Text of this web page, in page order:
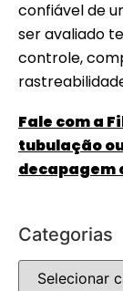
confiável de
ser avaliado
controle,
Fale com a
tubulação
decapagem
Categorias